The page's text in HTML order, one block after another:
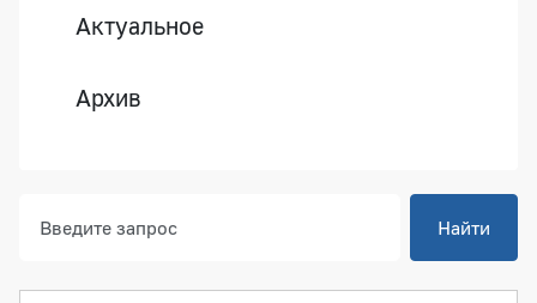
Актуальное
Архив
Найти